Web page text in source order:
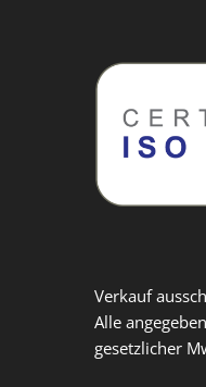
Verkauf
Alle
gesetzlicher